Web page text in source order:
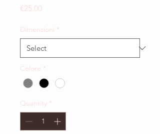
€25.00Price
Dimensioni *
Colore *
Quantity *